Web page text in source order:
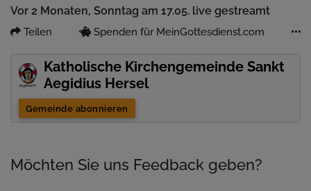
Vor 2 Monaten, Sonntag am 17.05. live gestreamt
Teilen Spenden für MeinGottesdienst.com
Katholische Kirchengemeinde Sankt
Aegidius Hersel
Gemeinde abonnieren
Möchten Sie uns Feedback geben?